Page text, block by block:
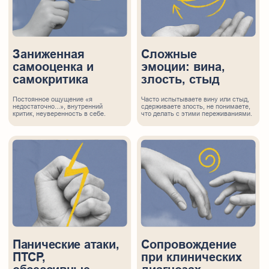
Завершение терапии
Подведение итогов
Закрепление результатов
Открытость к возвращению при необходимости
Активная работа
Использование терапевтических техник (в зависимости
от метода) Практика новых способов реагирования
Проживание чувств, восстановление контакта с собой
Поддержка изменений в реальной жизни
Исследование и
формулирование
«карты»
Совместный анализ того, как устроена Ваша трудность
Поиск повторяющихся паттернов, защит, стратегий
Выбор методов и подходов, которые подойдут именно Вам
сессии)
Знакомство, создание безопасного пространства
Первичная диагностика (если необходимо)
Заключение терапевтического контракта: формат, длительность
Тем не менее, опираясь на профессиональный
стандарт, наша работа может проходить по
следующим этапам:
Записаться на консультацию